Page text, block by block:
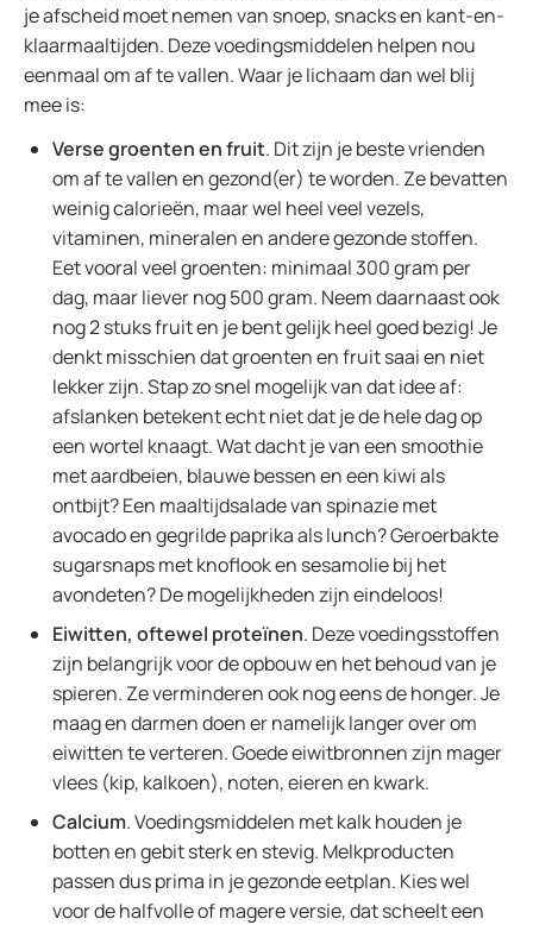
je afscheid moet nemen van snoep, snacks en kant-en-
klaarmaaltijden. Deze voedingsmiddelen helpen nou
eenmaal om af te vallen. Waar je lichaam dan wel blij
mee is:
Verse groenten en fruit. Dit zijn je beste vrienden
om af te vallen en gezond(er) te worden. Ze bevatten
weinig calorieën, maar wel heel veel vezels,
vitaminen, mineralen en andere gezonde stoffen.
Eet vooral veel groenten: minimaal 300 gram per
dag, maar liever nog 500 gram. Neem daarnaast ook
nog 2 stuks fruit en je bent gelijk heel goed bezig! Je
denkt misschien dat groenten en fruit saai en niet
lekker zijn. Stap zo snel mogelijk van dat idee af:
afslanken betekent echt niet dat je de hele dag op
een wortel knaagt. Wat dacht je van een smoothie
met aardbeien, blauwe bessen en een kiwi als
ontbijt? Een maaltijdsalade van spinazie met
avocado en gegrilde paprika als lunch? Geroerbakte
sugarsnaps met knoflook en sesamolie bij het
avondeten? De mogelijkheden zijn eindeloos!
Eiwitten, oftewel proteïnen. Deze voedingsstoffen
zijn belangrijk voor de opbouw en het behoud van je
spieren. Ze verminderen ook nog eens de honger. Je
maag en darmen doen er namelijk langer over om
eiwitten te verteren. Goede eiwitbronnen zijn mager
vlees (kip, kalkoen), noten, eieren en kwark.
Calcium. Voedingsmiddelen met kalk houden je
botten en gebit sterk en stevig. Melkproducten
passen dus prima in je gezonde eetplan. Kies wel
voor de halfvolle of magere versie, dat scheelt een